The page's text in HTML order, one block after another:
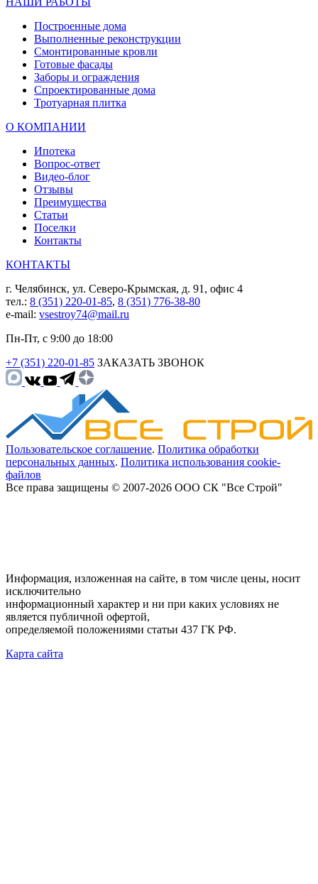
Построенные дома
Выполненные реконструкции
Смонтированные кровли
Готовые фасады
Заборы и ограждения
Спроектированные дома
Тротуарная плитка
О КОМПАНИИ
Ипотека
Вопрос-ответ
Видео-блог
Отзывы
Преимущества
Статьи
Поселки
Контакты
КОНТАКТЫ
г. Челябинск, ул. Северо-Крымская, д. 91, офис 4
тел.: 8 (351) 220-01-85, 8 (351) 776-38-80
e-mail: vsestroy74@mail.ru
Пн-Пт, с 9:00 до 18:00
+7 (351) 220-01-85 ЗАКАЗАТЬ ЗВОНОК
Пользовательское соглашение. Политика обработки
персональных данных. Политика использования cookie-
файлов
Все права защищены © 2007-2026 ООО СК "Все Строй"
Информация, изложенная на сайте, в том числе цены, носит
исключительно
информационный характер и ни при каких условиях не
является публичной офертой,
определяемой положениями статьи 437 ГК РФ.
Карта сайта